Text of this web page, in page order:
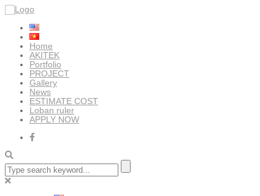
Home
AKITEK
Portfolio
PROJECT
Gallery
News
ESTIMATE COST
Loban ruler
APPLY NOW